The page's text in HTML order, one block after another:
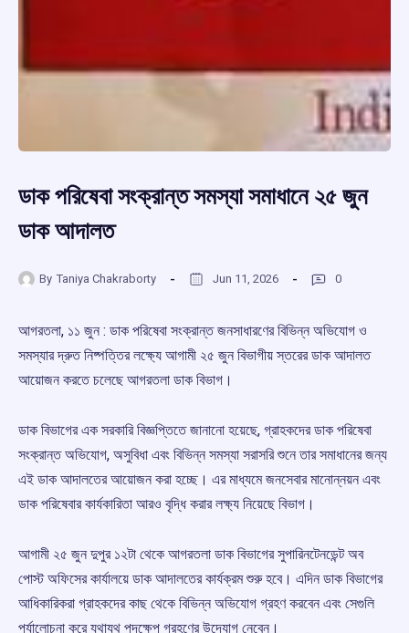
ডাক পরিষেবা সংক্রান্ত সমস্যা সমাধানে ২৫ জুন
ডাক আদালত
By Taniya Chakraborty Jun 11, 2026 0
আগরতলা, ১১ জুন : ডাক পরিষেবা সংক্রান্ত জনসাধারণের বিভিন্ন অভিযোগ ও
সমস্যার দ্রুত নিষ্পত্তির লক্ষ্যে আগামী ২৫ জুন বিভাগীয় স্তরের ডাক আদালত
আয়োজন করতে চলেছে আগরতলা ডাক বিভাগ।
ডাক বিভাগের এক সরকারি বিজ্ঞপ্তিতে জানানো হয়েছে, গ্রাহকদের ডাক পরিষেবা
সংক্রান্ত অভিযোগ, অসুবিধা এবং বিভিন্ন সমস্যা সরাসরি শুনে তার সমাধানের জন্য
এই ডাক আদালতের আয়োজন করা হচ্ছে। এর মাধ্যমে জনসেবার মানোন্নয়ন এবং
ডাক পরিষেবার কার্যকারিতা আরও বৃদ্ধি করার লক্ষ্য নিয়েছে বিভাগ।
আগামী ২৫ জুন দুপুর ১২টা থেকে আগরতলা ডাক বিভাগের সুপারিনটেনডেন্ট অব
পোস্ট অফিসের কার্যালয়ে ডাক আদালতের কার্যক্রম শুরু হবে। এদিন ডাক বিভাগের
আধিকারিকরা গ্রাহকদের কাছ থেকে বিভিন্ন অভিযোগ গ্রহণ করবেন এবং সেগুলি
পর্যালোচনা করে যথাযথ পদক্ষেপ গ্রহণের উদ্যোগ নেবেন।